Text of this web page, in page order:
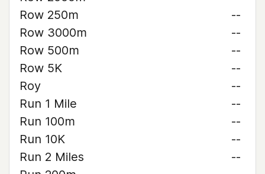
Row 250m
--
Row 3000m
--
Row 500m
--
Row 5K
--
Roy
--
Run 1 Mile
--
Run 100m
--
Run 10K
--
Run 2 Miles
--